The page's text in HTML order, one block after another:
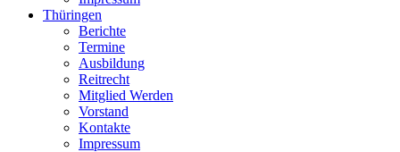
Thüringen
Berichte
Termine
Ausbildung
Reitrecht
Mitglied Werden
Vorstand
Kontakte
Impressum